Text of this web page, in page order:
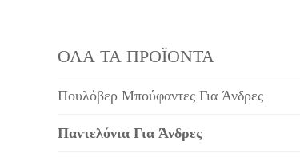
ΟΛΑ ΤΑ ΠΡΟΪΟΝΤΑ
Πουλόβερ Μπούφαντες Για Άνδρες
Παντελόνια Για Άνδρες